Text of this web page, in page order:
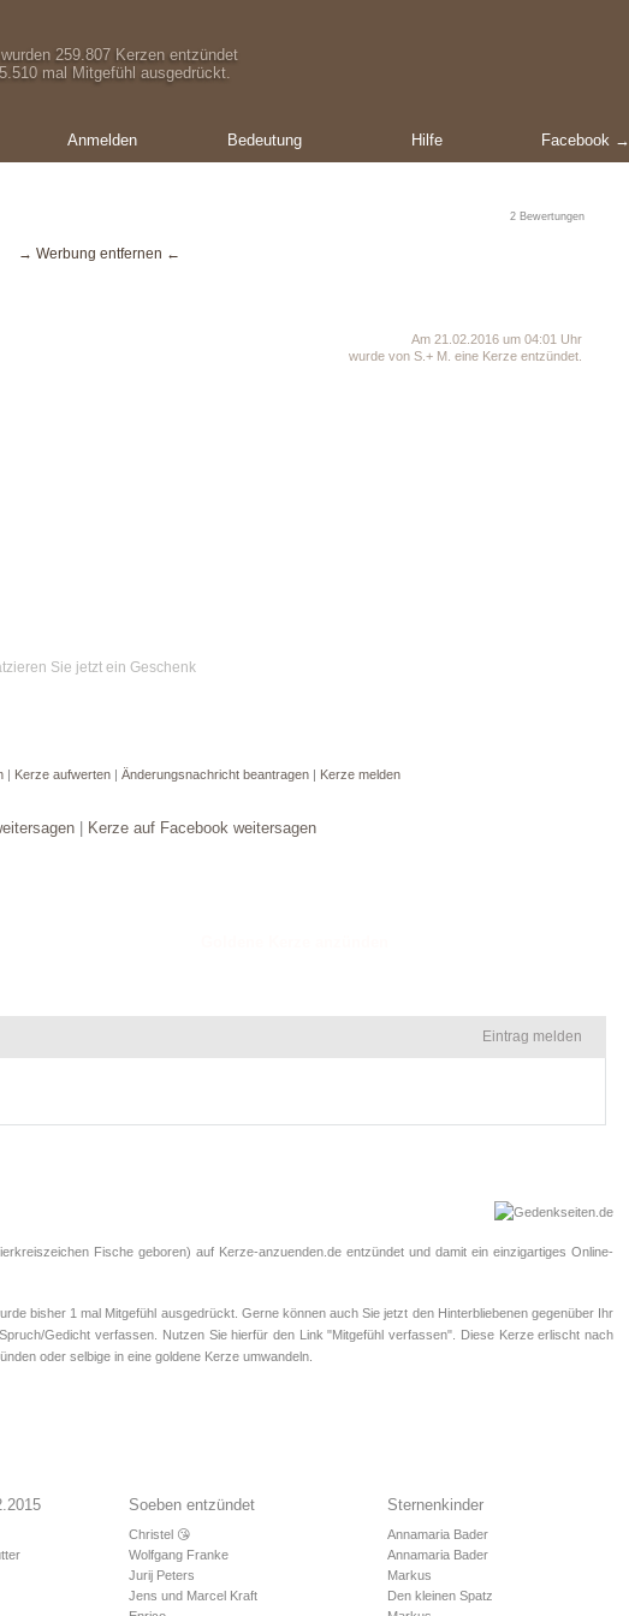
259.807 Kerzen entzündet
mal Mitgefühl ausgedrückt.
Anmelden Bedeutung Hilfe Facebook →
2 Bewertungen
→ Werbung entfernen ←
Am 21.02.2016 um 04:01 Uhr
wurde von S.+ M. eine Kerze entzündet.
Sie jetzt ein Geschenk
| Kerze aufwerten | Änderungsnachricht beantragen | Kerze melden
Kerze auf Facebook weitersagen
Eintrag melden
Fische geboren) auf Kerze-anzuenden.de entzündet und damit ein einzigartiges Online-
bisher 1 mal Mitgefühl ausgedrückt. Gerne können auch Sie jetzt den Hinterbliebenen gegenüber Ihr
Gedicht verfassen. Nutzen Sie hierfür den Link "Mitgefühl verfassen". Diese Kerze erlischt nach
oder selbige in eine goldene Kerze umwandeln.
Soeben entzündet
Christel 😘
Wolfgang Franke
Jurij Peters
Jens und Marcel Kraft
Sternenkinder
Annamaria Bader
Annamaria Bader
Markus
Den kleinen Spatz